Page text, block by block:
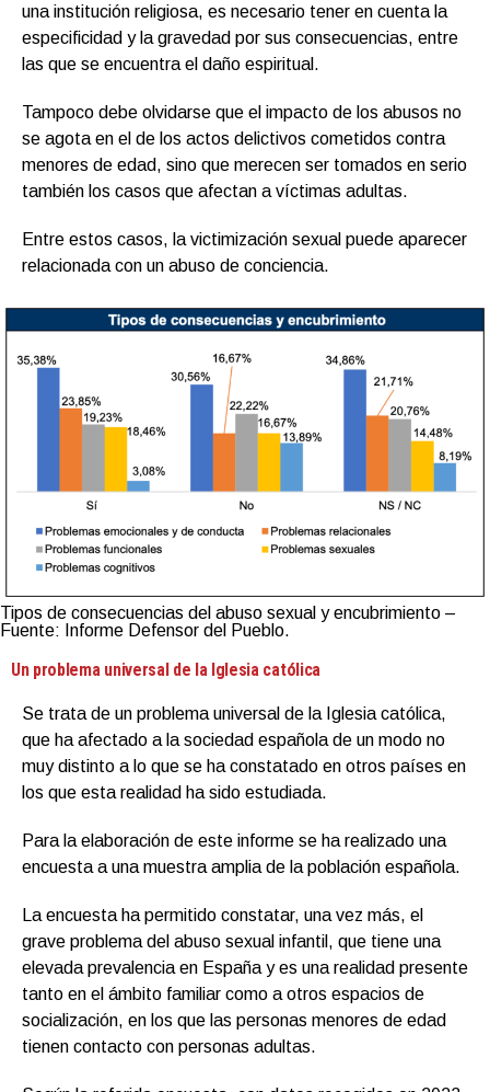
una institución religiosa, es necesario tener en cuenta la
especificidad y la gravedad por sus consecuencias, entre
las que se encuentra el daño espiritual.
Tampoco debe olvidarse que el impacto de los abusos no
se agota en el de los actos delictivos cometidos contra
menores de edad, sino que merecen ser tomados en serio
también los casos que afectan a víctimas adultas.
Entre estos casos, la victimización sexual puede aparecer
relacionada con un abuso de conciencia.
Tipos de consecuencias del abuso sexual y encubrimiento –
Fuente: Informe Defensor del Pueblo.
Un problema universal de la Iglesia católica
Se trata de un problema universal de la Iglesia católica,
que ha afectado a la sociedad española de un modo no
muy distinto a lo que se ha constatado en otros países en
los que esta realidad ha sido estudiada.
Para la elaboración de este informe se ha realizado una
encuesta a una muestra amplia de la población española.
La encuesta ha permitido constatar, una vez más, el
grave problema del abuso sexual infantil, que tiene una
elevada prevalencia en España y es una realidad presente
tanto en el ámbito familiar como a otros espacios de
socialización, en los que las personas menores de edad
tienen contacto con personas adultas.